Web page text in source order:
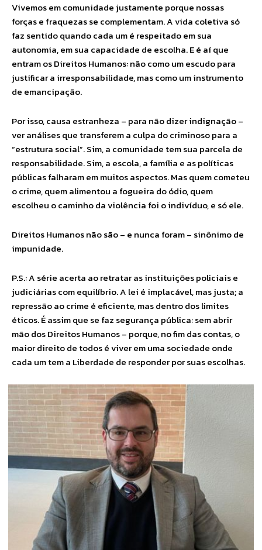
Vivemos em comunidade justamente porque nossas
forças e fraquezas se complementam. A vida coletiva só
faz sentido quando cada um é respeitado em sua
autonomia, em sua capacidade de escolha. E é aí que
entram os Direitos Humanos: não como um escudo para
justificar a irresponsabilidade, mas como um instrumento
de emancipação.
Por isso, causa estranheza – para não dizer indignação –
ver análises que transferem a culpa do criminoso para a
“estrutura social”. Sim, a comunidade tem sua parcela de
responsabilidade. Sim, a escola, a família e as políticas
públicas falharam em muitos aspectos. Mas quem cometeu
o crime, quem alimentou a fogueira do ódio, quem
escolheu o caminho da violência foi o indivíduo, e só ele.
Direitos Humanos não são – e nunca foram – sinônimo de
impunidade.
P.S.: A série acerta ao retratar as instituições policiais e
judiciárias com equilíbrio. A lei é implacável, mas justa; a
repressão ao crime é eficiente, mas dentro dos limites
éticos. É assim que se faz segurança pública: sem abrir
mão dos Direitos Humanos – porque, no fim das contas, o
maior direito de todos é viver em uma sociedade onde
cada um tem a Liberdade de responder por suas escolhas.